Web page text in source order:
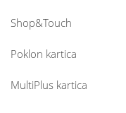
Shop&Touch
Poklon kartica
MultiPlus kartica